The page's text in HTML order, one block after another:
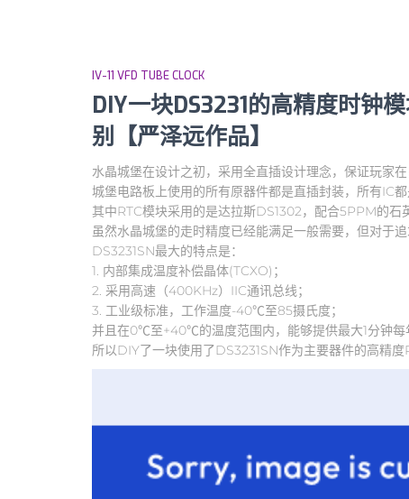
IV-11 VFD TUBE CLOCK
DIY一块DS3231的高精度时钟
别【严泽远作品】
水晶城堡在设计之初，采用全直插设计理念，保证玩家
城堡电路板上使用的所有原器件都是直插封装，所有IC都
其中RTC模块采用的是达拉斯DS1302，配合5PPM的石
虽然水晶城堡的走时精度已经能满足一般需要，但对于
DS3231SN最大的特点是：
1. 内部集成温度补偿晶体(TCXO)；
2. 采用高速（400KHz）IIC通讯总线；
3. 工业级标准，工作温度-40℃至85摄氏度；
并且在0℃至+40℃的温度范围内，能够提供最大1分钟每
所以DIY了一块使用了DS3231SN作为主要器件的高精度